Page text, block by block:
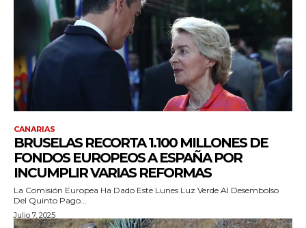
CANARIAS
BRUSELAS RECORTA 1.100 MILLONES DE
FONDOS EUROPEOS A ESPAÑA POR
INCUMPLIR VARIAS REFORMAS
La Comisión Europea Ha Dado Este Lunes Luz Verde Al Desembolso
Del Quinto Pago...
Julio 7, 2025